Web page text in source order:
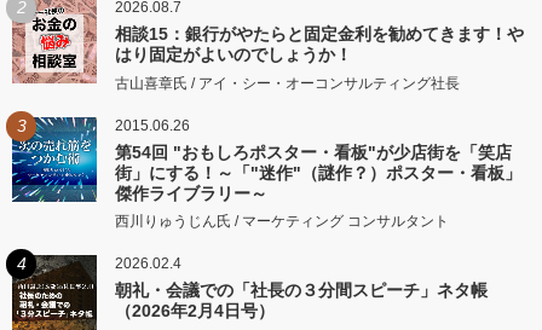
2 2026.08.7
相談15：銀行がやたらと固定金利を勧めてきます！や
はり固定がよいのでしょうか！
古山喜章氏 / アイ・シー・オーコンサルティング社長
3 2015.06.26
第54回 "おもしろポスター・看板"が少店街を「笑店
街」にする！～「"迷作"（謎作？）ポスター・看板」
傑作ライブラリー～
西川りゅうじん氏 / マーケティング コンサルタント
4 2026.02.4
朝礼・会議での「社長の３分間スピーチ」ネタ帳
（2026年2月4日号）